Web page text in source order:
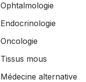
Ophtalmologie
Endocrinologie
Oncologie
Tissus mous
Médecine alternative